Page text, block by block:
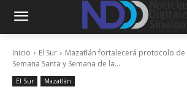
Inicio El Sur
Mazatlán fortalecerá protocolo
Semana Santa y Semana de la...
El Sur Mazatlán